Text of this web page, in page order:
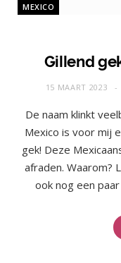
MEXICO
Gillend
15 MAART 2023
De naam klinkt
Mexico is voor mij
gek! Deze
afraden. Waarom?
ook nog een